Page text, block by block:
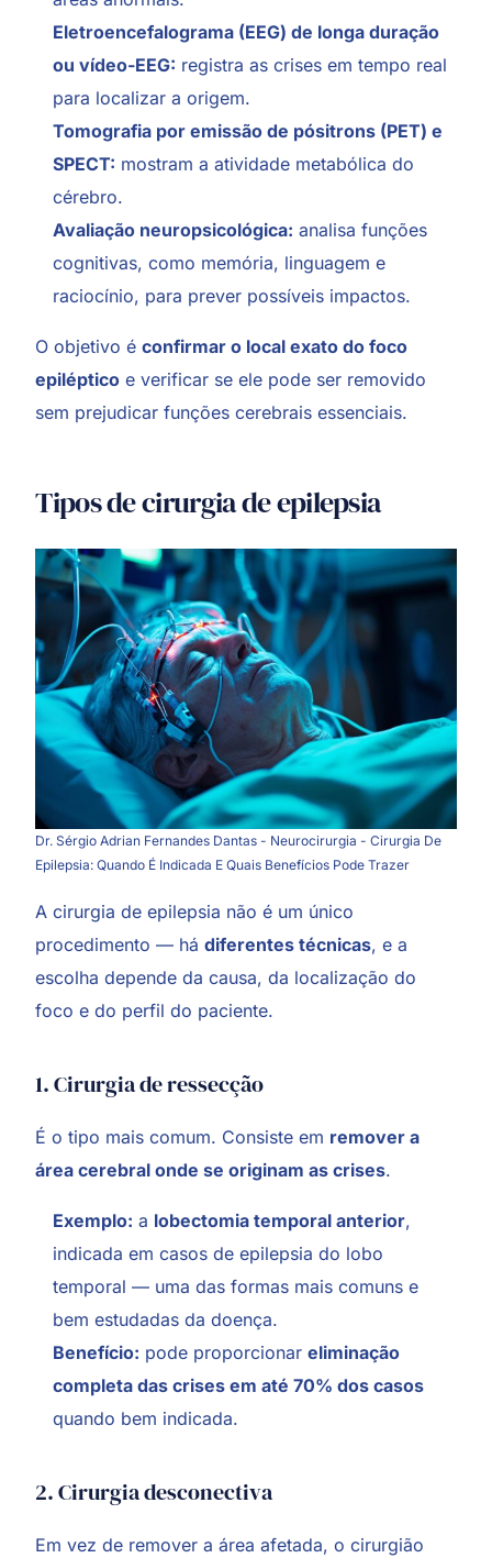
Eletroencefalograma (EEG) de longa duração
ou vídeo-EEG: registra as crises em tempo real
para localizar a origem.
Tomografia por emissão de pósitrons (PET) e
SPECT: mostram a atividade metabólica do
cérebro.
Avaliação neuropsicológica: analisa funções
cognitivas, como memória, linguagem e
raciocínio, para prever possíveis impactos.
O objetivo éconfirmar o local exato do foco
epiléptico e verificar se ele pode ser removido
sem prejudicar funções cerebrais essenciais.
Tipos de cirurgia de epilepsia
Dr. Sérgio Adrian Fernandes Dantas - Neurocirurgia - Cirurgia De
Epilepsia: Quando É Indicada E Quais Benefícios Pode Trazer
A cirurgia de epilepsia não é um único
procedimento — hádiferentes técnicas, e a
escolha depende da causa, da localização do
foco e do perfil do paciente.
1. Cirurgia de ressecção
É o tipo mais comum. Consiste em remover a
área cerebral onde se originam as crises.
Exemplo: a lobectomia temporal anterior,
indicada em casos de epilepsia do lobo
temporal — uma das formas mais comuns e
bem estudadas da doença.
Benefício: pode proporcionareliminação
completa das crises em até 70% dos casos
quando bem indicada.
2. Cirurgia desconectiva
Em vez de remover a área afetada, o cirurgião